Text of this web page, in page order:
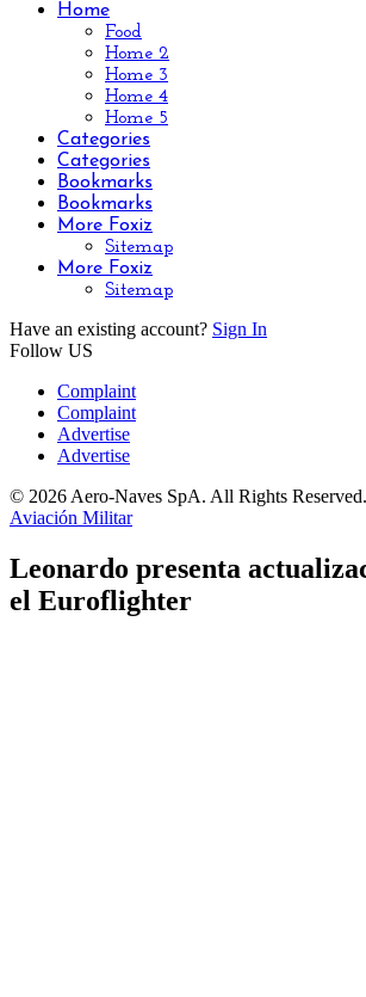
Home
Food
Home 2
Home 3
Home 4
Home 5
Categories
Categories
Bookmarks
Bookmarks
More Foxiz
Sitemap
More Foxiz
Sitemap
Have an existing account? Sign In
Follow US
Complaint
Complaint
Advertise
Advertise
© 2026 Aero-Naves SpA. All Rights Reserved.
Aviación Militar
Leonardo presenta
el Euroflighter